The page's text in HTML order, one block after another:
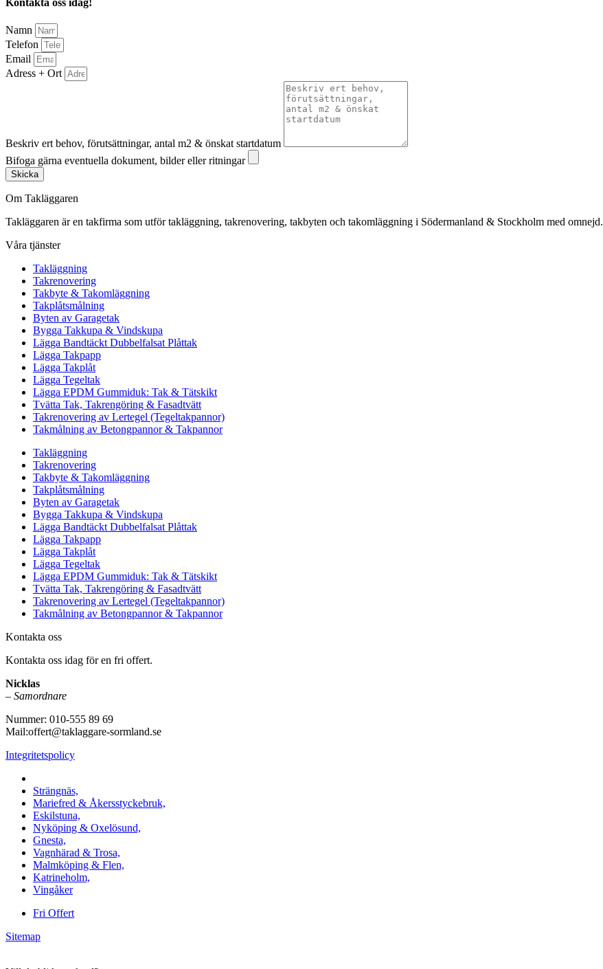
Kontakta oss idag!
Namn
Telefon
Email
Adress + Ort
Beskriv ert behov, förutsättningar, antal m2 & önskat startdatum
Bifoga gärna eventuella dokument, bilder eller ritningar
Skicka
Om Takläggaren
Takläggaren är en takfirma som utför takläggning, takrenovering, takbyten och takomläggning i Södermanland & Stockholm med omnejd.
Våra tjänster
Takläggning
Takrenovering
Takbyte & Takomläggning
Takplåtsmålning
Byten av Garagetak
Bygga Takkupa & Vindskupa
Lägga Bandtäckt Dubbelfalsat Plåttak
Lägga Takpapp
Lägga Takplåt
Lägga Tegeltak
Lägga EPDM Gummiduk: Tak & Tätskikt
Tvätta Tak, Takrengöring & Fasadtvätt
Takrenovering av Lertegel (Tegeltakpannor)
Takmålning av Betongpannor & Takpannor
Takläggning
Takrenovering
Takbyte & Takomläggning
Takplåtsmålning
Byten av Garagetak
Bygga Takkupa & Vindskupa
Lägga Bandtäckt Dubbelfalsat Plåttak
Lägga Takpapp
Lägga Takplåt
Lägga Tegeltak
Lägga EPDM Gummiduk: Tak & Tätskikt
Tvätta Tak, Takrengöring & Fasadtvätt
Takrenovering av Lertegel (Tegeltakpannor)
Takmålning av Betongpannor & Takpannor
Kontakta oss
Kontakta oss idag för en fri offert.
Nicklas
– Samordnare
Nummer: 010-555 89 69
Mail:offert@taklaggare-sormland.se
Integritetspolicy
Strängnäs,
Mariefred & Åkersstyckebruk,
Eskilstuna,
Nyköping & Oxelösund,
Gnesta,
Vagnhärad & Trosa,
Malmköping & Flen,
Katrineholm,
Vingåker
Fri Offert
Sitemap